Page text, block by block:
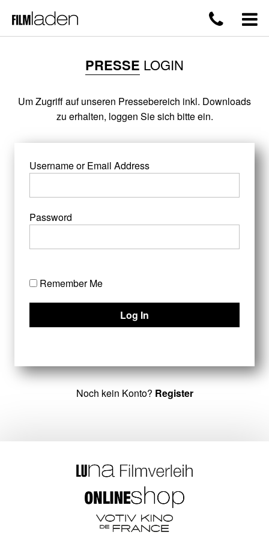
PRESSE LOGIN
Um Zugriff auf unseren Pressebereich inkl. Downloads
zu erhalten, loggen Sie sich bitte ein.
Username or Email Address
Password
Remember Me
Noch kein Konto? Register